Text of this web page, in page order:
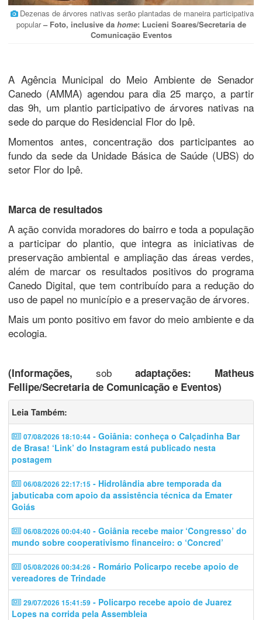
Dezenas de árvores nativas serão plantadas de maneira participativa
popular– Foto, inclusive da home: Lucieni Soares/Secretaria de
Comunicação Eventos
A Agência Municipal do Meio Ambiente de Senador
Canedo (AMMA) agendou para dia 25 março, a partir
das 9h, um plantio participativo de árvores nativas na
sede do parque do Residencial Flor do Ipê.
Momentos antes, concentração dos participantes ao
fundo da sede da Unidade Básica de Saúde (UBS) do
setor Flor do Ipê.
Marca de resultados
A ação convida moradores do bairro e toda a população
a participar do plantio, que integra as iniciativas de
preservação ambiental e ampliação das áreas verdes,
além de marcar os resultados positivos do programa
Canedo Digital, que tem contribuído para a redução do
uso de papel no município e a preservação de árvores.
Mais um ponto positivo em favor do meio ambiente e da
ecologia.
(Informações, sob adaptações: Matheus
Fellipe/Secretaria de Comunicação e Eventos)
Leia Também:
07/08/2026 18:10:44 - Goiânia: conheça o Calçadinha Bar
de Brasa! ‘Link’ do Instagram está publicado nesta
postagem
06/08/2026 22:17:15 - Hidrolândia abre temporada da
jabuticaba com apoio da assistência técnica da Emater
Goiás
06/08/2026 00:04:40 - Goiânia recebe maior ‘Congresso’ do
mundo sobre cooperativismo financeiro: o ‘Concred’
05/08/2026 00:34:26 - Romário Policarpo recebe apoio de
vereadores de Trindade
29/07/2026 15:41:59 - Policarpo recebe apoio de Juarez
Lopes na corrida pela Assembleia